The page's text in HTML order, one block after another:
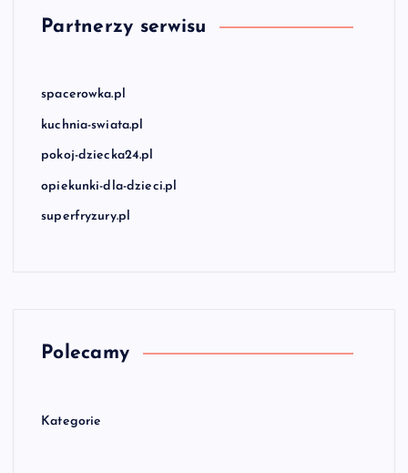
Partnerzy serwisu
spacerowka.pl
kuchnia-swiata.pl
pokoj-dziecka24.pl
opiekunki-dla-dzieci.pl
superfryzury.pl
Polecamy
Kategorie